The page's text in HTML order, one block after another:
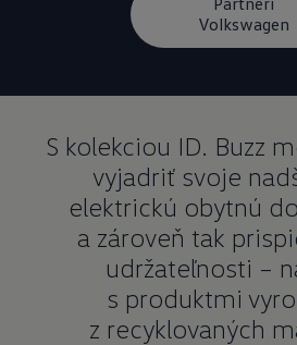
Volkswagen
S kolekciou ID. Buzz
vyjadriť svoje
elektrickú obytnú
a zároveň tak
udržateľnosti –
s produktmi
z recyklovaných